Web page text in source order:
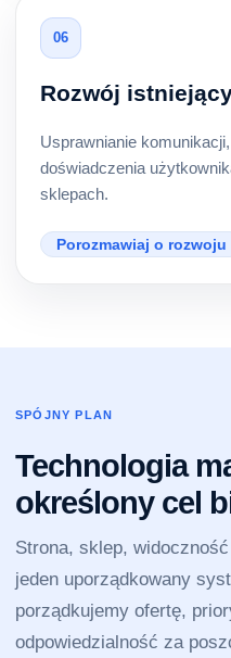
06
Rozwój
Usprawnianie
doświadczenia
sklepach.
Porozmawiaj o rozwoju
SPÓJNY PLAN
Technologia
określony cel
Strona, sklep,
jeden uporządkowany
porządkujemy ofertę,
odpowiedzialność za